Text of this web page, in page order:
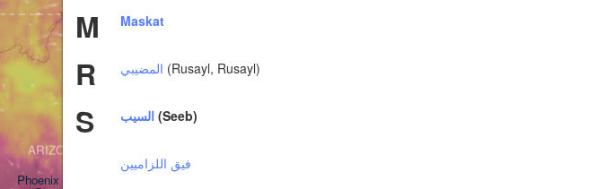
M Maskat
R المضيبي (Rusayl, Rusayl)
S السيب (Seeb)
فيق اللزاميين
Phoenix
ARIZONA